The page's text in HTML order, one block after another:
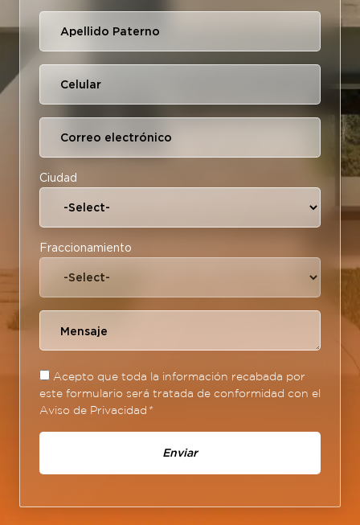
Ciudad
Fraccionamiento
Acepto que toda la información recabada por
este formulario será tratada de conformidad con el
Aviso de Privacidad *
Enviar